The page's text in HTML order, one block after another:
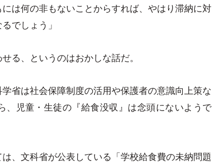
は何の非もないことからすれば、やはり滞納に対
でしょう」
る、というのはおかしな話だ。
省は社会保障制度の活用や保護者の意識向上策な
、児童・生徒の『給食没収』は念頭にないようで
、文科省が公表している「学校給食費の未納問題